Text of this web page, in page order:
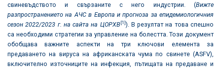
свиневъдството и свързаните с него индустрии. (Вижте
разпространението на АЧС в Европа и прогноза за епидемиологичния
сезон 2022/2023 г. на сайта на ЦОРХВ[1]). В резултат на това спешно
са необходими стратегии за управление на болестта. Този документ
обобщава важните аспекти на три ключови елемента за
предаването на вируса на африканската чума по свинете (ASFV),
включително източниците на инфекция, пътищата на предаване и